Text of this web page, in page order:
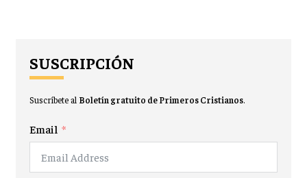
SUSCRIPCIÓN
Suscríbete al Boletín gratuito de Primeros Cristianos.
Email